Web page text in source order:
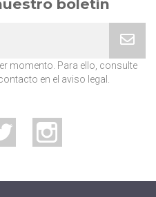
boletín
momento. Para ello, consulte
en el aviso legal.
Twitter